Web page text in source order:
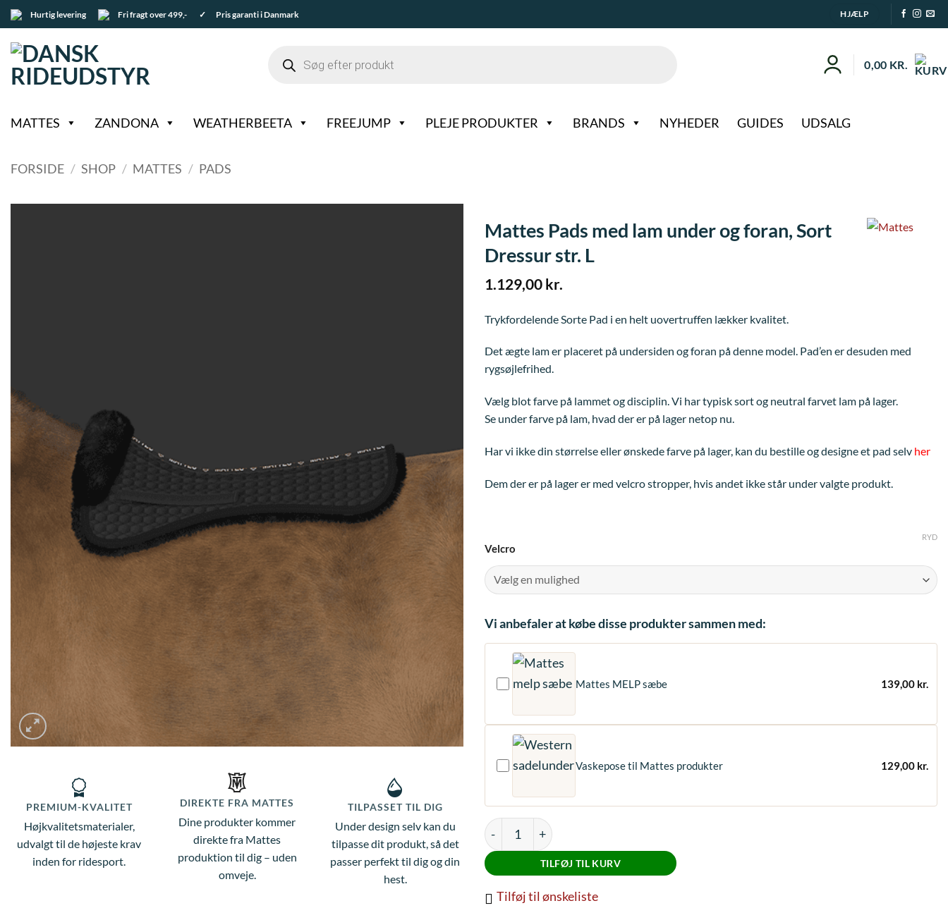
Fortsæt
til
indhold
Hurtig levering Fri fragt over 499,- ✓ Pris garanti i Danmark HJÆLP
search
0,00 KR.
MATTES ZANDONA WEATHERBEETA FREEJUMP PLEJE PRODUKTER BRANDS NYHEDER GUIDES UDSALG
FORSIDE / SHOP / MATTES / PADS
PREMIUM-KVALITET
Højkvalitetsmaterialer,
udvalgt til de højeste krav
inden for ridesport.
DIREKTE FRA MATTES
Dine produkter kommer
direkte fra Mattes
produktion til dig – uden
omveje.
TILPASSET TIL DIG
Under design selv kan du
tilpasse dit produkt, så det
passer perfekt til dig og din
hest.
Mattes Pads med lam under og foran, Sort
Dressur str. L
1.129,00 kr.
Trykfordelende Sorte Pad i en helt uovertruffen lækker kvalitet.
Det ægte lam er placeret på undersiden og foran på denne model. Pad’en er desuden med
rygsøjlefrihed.
Vælg blot farve på lammet og disciplin. Vi har typisk sort og neutral farvet lam på lager.
Se under farve på lam, hvad der er på lager netop nu.
Har vi ikke din størrelse eller ønskede farve på lager, kan du bestille og designe et pad selv her
Dem der er på lager er med velcro stropper, hvis andet ikke står under valgte produkt.
Velcro
RYD
Vi anbefaler at købe disse produkter sammen med:
Mattes MELP sæbe 139,00 kr.
Vaskepose til Mattes produkter 129,00 kr.
Mattes Pads med lam under og foran, Sort Dressur str. L antal
TILFØJ TIL KURV
Tilføj til ønskeliste